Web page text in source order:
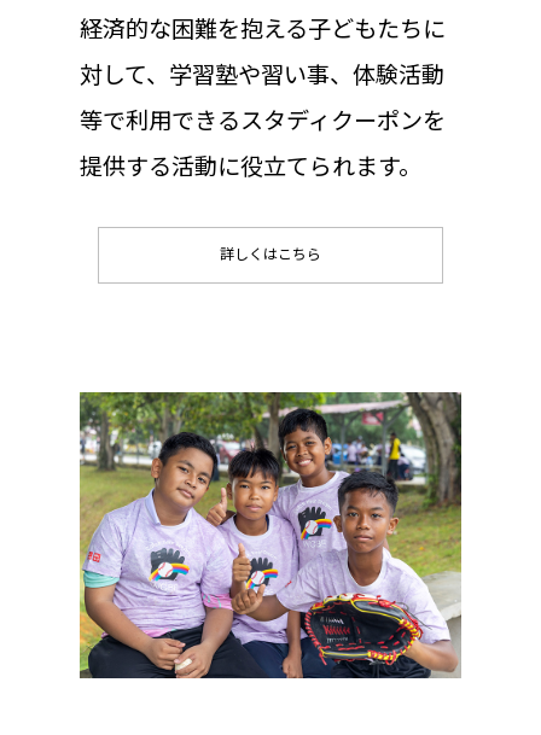
経済的な困難を抱える子どもたちに
対して、学習塾や習い事、体験活動
等で利用できるスタディクーポンを
提供する活動に役立てられます。
詳しくはこちら